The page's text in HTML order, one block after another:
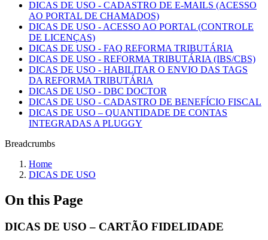
DICAS DE USO - CADASTRO DE E-MAILS (ACESSO
AO PORTAL DE CHAMADOS)
DICAS DE USO - ACESSO AO PORTAL (CONTROLE
DE LICENÇAS)
DICAS DE USO - FAQ REFORMA TRIBUTÁRIA
DICAS DE USO - REFORMA TRIBUTÁRIA (IBS/CBS)
DICAS DE USO - HABILITAR O ENVIO DAS TAGS
DA REFORMA TRIBUTÁRIA
DICAS DE USO - DBC DOCTOR
DICAS DE USO - CADASTRO DE BENEFÍCIO FISCAL
DICAS DE USO – QUANTIDADE DE CONTAS
INTEGRADAS A PLUGGY
Breadcrumbs
Home
DICAS DE USO
On this Page
DICAS DE USO – CARTÃO FIDELIDADE